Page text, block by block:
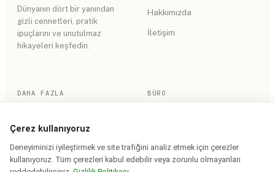
Dünyanın dört bir yanından
gizli cennetleri, pratik
ipuçlarını ve unutulmaz
hikayeleri keşfedin.
Hakkımızda
İletişim
DAHA FAZLA
Site Haritası
BÜRO
Çerez kullanıyoruz
Deneyiminizi iyileştirmek ve site trafiğini analiz etmek için çerezler
kullanıyoruz. Tüm çerezleri kabul edebilir veya zorunlu olmayanları